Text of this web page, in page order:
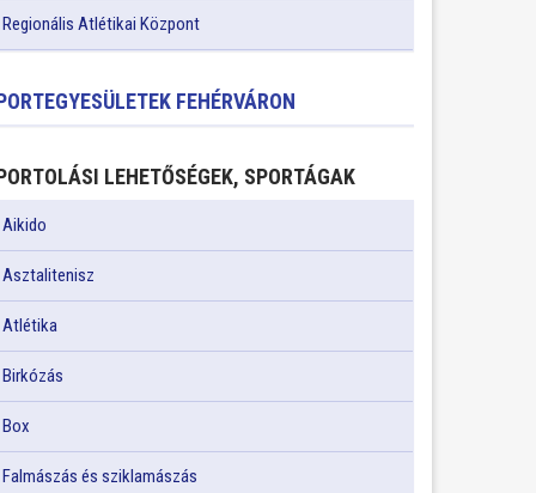
Regionális Atlétikai Központ
FEHÉRVÁRON
LEHETŐSÉGEK, SPORTÁGAK
Aikido
Asztalitenisz
Atlétika
Birkózás
Box
Falmászás és sziklamászás